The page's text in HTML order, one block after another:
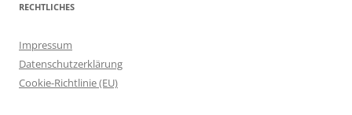
RECHTLICHES
Impressum
Datenschutzerklärung
Cookie-Richtlinie (EU)